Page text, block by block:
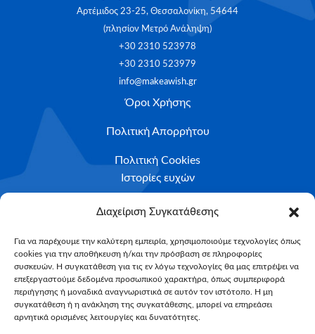
Διαχείριση Συγκατάθεσης
Για να παρέχουμε την καλύτερη εμπειρία, χρησιμοποιούμε τεχνολογίες όπως
cookies για την αποθήκευση ή/και την πρόσβαση σε πληροφορίες
συσκευών. Η συγκατάθεση για τις εν λόγω τεχνολογίες θα μας επιτρέψει να
επεξεργαστούμε δεδομένα προσωπικού χαρακτήρα, όπως συμπεριφορά
περιήγησης ή μοναδικά αναγνωριστικά σε αυτόν τον ιστότοπο. Η μη
συγκατάθεση ή η ανάκληση της συγκατάθεσης, μπορεί να επηρεάσει
αρνητικά ορισμένες λειτουργίες και δυνατότητες.
Αρτέμιδος 23-25, Θεσσαλονίκη, 54644
(πλησίον Μετρό Ανάληψη)
+30 2310 523978
+30 2310 523979
info@makeawish.gr
Όροι Χρήσης
Πολιτική Απορρήτου
Πολιτική Cookies
Ιστορίες ευχών
Το ταξίδι της ευχής
Υποβολή Αιτήματος
NEWSLETTER
Email*